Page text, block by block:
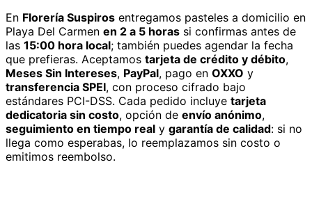
En Florería Suspiros entregamos pasteles a domicilio en
Playa Del Carmen en 2 a 5 horas si confirmas antes de
las 15:00 hora local; también puedes agendar la fecha
que prefieras. Aceptamos tarjeta de crédito y débito,
Meses Sin Intereses, PayPal, pago en OXXO y
transferencia SPEI, con proceso cifrado bajo
estándares PCI-DSS. Cada pedido incluye tarjeta
dedicatoria sin costo, opción de envío anónimo,
seguimiento en tiempo real y garantía de calidad: si no
llega como esperabas, lo reemplazamos sin costo o
emitimos reembolso.